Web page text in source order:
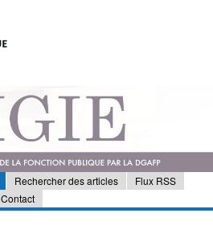
Rechercher des articles
Flux RSS
Contact